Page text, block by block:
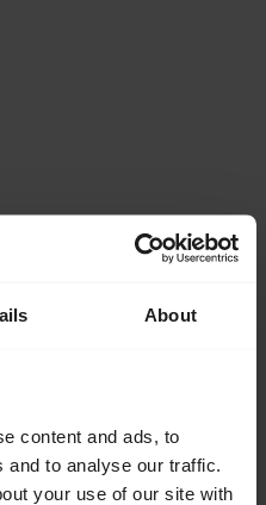
About
content and ads, to
and to analyse our traffic.
your use of our site with